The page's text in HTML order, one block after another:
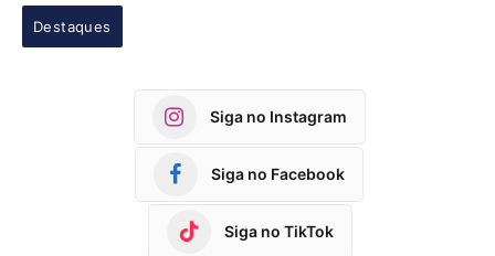
Destaques
Siga no Instagram
Siga no Facebook
Siga no TikTok